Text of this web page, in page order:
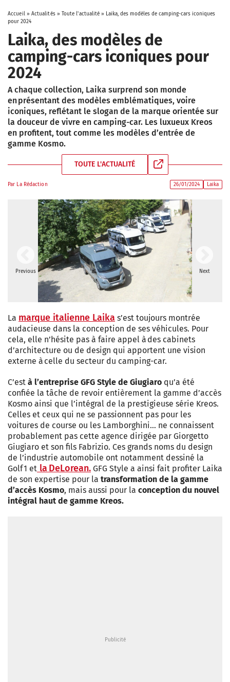
Accueil» Actualités» Toute l'actualité » Laika, des modèles de camping-cars iconiques
pour 2024
Laika, des modèles de
camping-cars iconiques pour
2024
A chaque collection, Laika surprend son monde
en présentant des modèles emblématiques, voire
iconiques, reflétant le slogan de la marque orientée sur
la douceur de vivre en camping-car. Les luxueux Kreos
en profitent, tout comme les modèles d’entrée de
gamme Kosmo.
TOUTE L'ACTUALITÉ
Par La Rédaction 26/01/2024 Laika
Previous Next
La marque italienne Laika s’est toujours montrée
audacieuse dans la conception de ses véhicules. Pour
cela, elle n’hésite pas à faire appel à des cabinets
d’architecture ou de design qui apportent une vision
externe à celle du secteur du camping-car.
C’est à l’entreprise GFG Style de Giugiaro qu’a été
confiée la tâche de revoir entièrement la gamme d’accès
Kosmo ainsi que l’intégral de la prestigieuse série Kreos.
Celles et ceux qui ne se passionnent pas pour les
voitures de course ou les Lamborghini… ne connaissent
probablement pas cette agence dirigée par Giorgetto
Giugiaro et son fils Fabrizio. Ces grands noms du design
de l’industrie automobile ont notamment dessiné la
Golf 1 et la DeLorean. GFG Style a ainsi fait profiter Laika
de son expertise pour la transformation de la gamme
d’accès Kosmo, mais aussi pour la conception du nouvel
intégral haut de gamme Kreos.